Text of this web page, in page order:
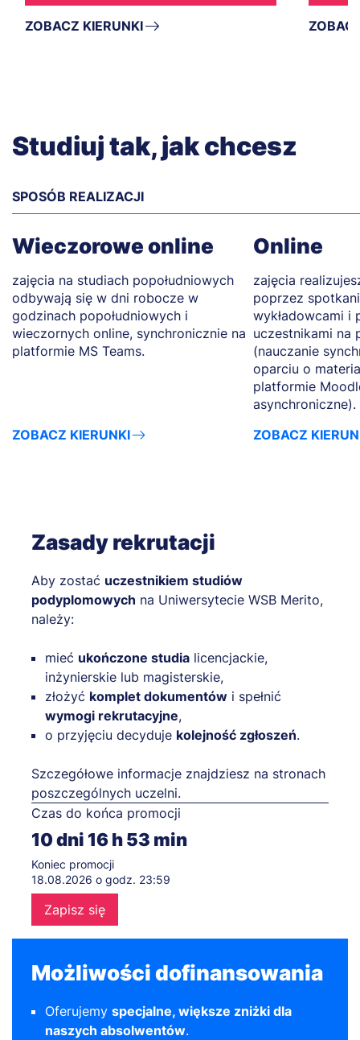
ZOBACZ KIERUNKI
Studiuj tak, jak chcesz
SPOSÓB REALIZACJI
Wieczorowe online
zajęcia na studiach popołudniowych
odbywają się w dni robocze w
godzinach popołudniowych i
wieczornych online, synchronicznie na
platformie MS Teams.
ZOBACZ KIERUNKI
Online
zajęcia
poprzez
wykładowcami i
uczestnikami na
(nauczanie
oparciu o
platformie
asynchroniczne).
ZOBACZ
Zasady rekrutacji
Aby zostać uczestnikiem studiów
podyplomowych na Uniwersytecie WSB Merito,
należy:
mieć ukończone studia licencjackie,
inżynierskie lub magisterskie,
złożyć komplet dokumentów i spełnić
wymogi rekrutacyjne,
o przyjęciu decyduje kolejność zgłoszeń.
Szczegółowe informacje znajdziesz na stronach
poszczególnych uczelni.
Czas do końca promocji
10dni 16h53 min
Koniec promocji
18.08.2026 o godz. 23:59
Zapisz się
Możliwości dofinansowania
Oferujemy specjalne, większe zniżki dla
naszych absolwentów.